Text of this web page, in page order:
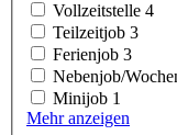
Vollzeitstelle 4
Teilzeitjob 3
Ferienjob 3
Nebenjob/
Minijob 1
Mehr anzeigen